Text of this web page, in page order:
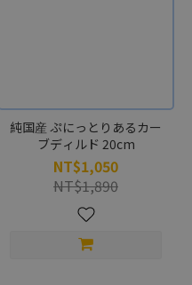
純国産 ぷにっとりあるカー
ブディルド 20cm
NT$1,050
NT$1,890